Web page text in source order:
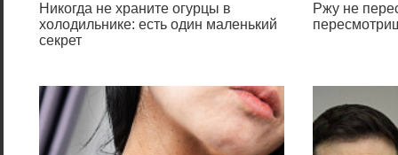
Никогда не храните огурцы в
холодильнике: есть один маленький
секрет
Ржу не